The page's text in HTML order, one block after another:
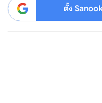
ตั้ง